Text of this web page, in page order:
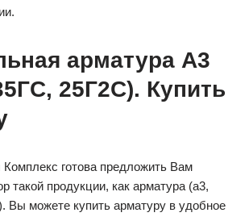
арматура А3
25Г2С). Купить
готова предложить Вам
такой продукции, как арматура (а3,
Вы можете купить арматуру в удобное